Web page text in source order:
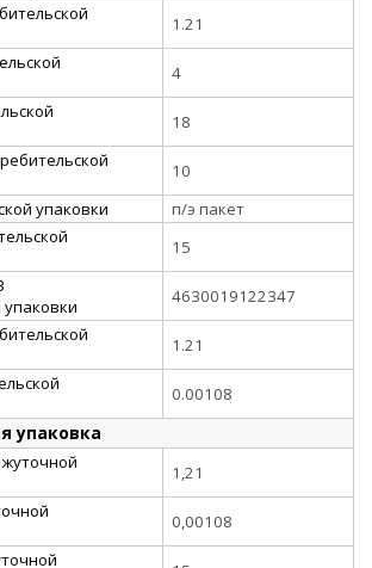
1.21
4
18
10
упаковки
п/э пакет
15
4630019122347
1.21
0.00108
упаковка
1,21
0,00108